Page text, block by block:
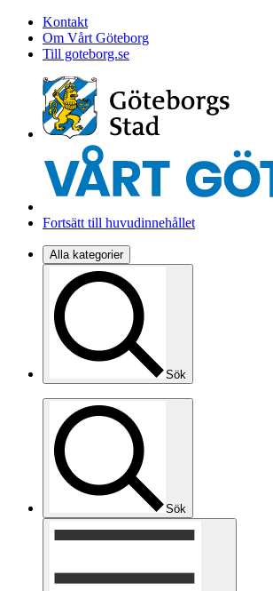
Kontakt
Om Vårt Göteborg
Till goteborg.se
Fortsätt till huvudinnehållet
Alla kategorier
Sök
Sök